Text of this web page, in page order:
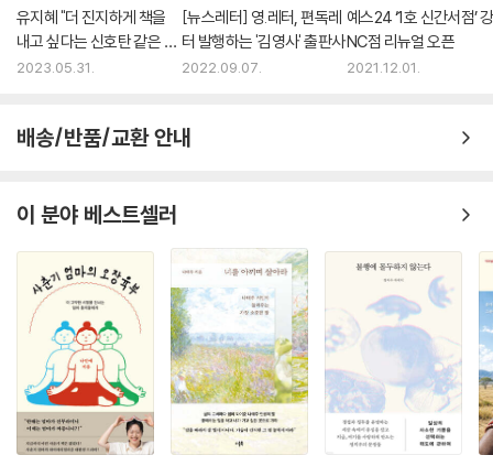
유지혜 "더 진지하게 책을
내고 싶다는 신호탄 같은 의
미의 책"
2023.05.31.
[뉴스레터] 영.레터, 편독레
터 발행하는 '김영사' 출판사
2022.09.07.
예스24 ‘1호 신간서점’
NC점 리뉴얼 오픈
2021.12.01.
배송/반품/교환 안내
이 분야 베스트셀러